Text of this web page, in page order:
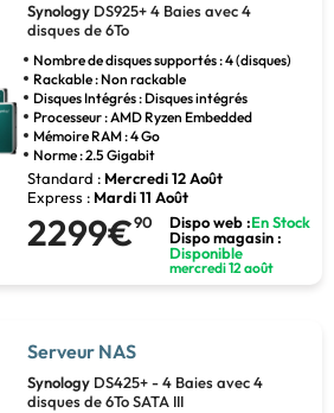
Synology DS925+ 4 Baies avec 4
disques de 6To
Nombre de disques supportés : 4 (disques)
Rackable : Non rackable
Disques Intégrés : Disques intégrés
Processeur : AMD Ryzen Embedded
Mémoire RAM : 4 Go
Norme : 2.5 Gigabit
Standard : Mercredi 12 Août
Express : Mardi 11 Août
2299€90 Dispo web :En Stock
Dispo magasin :
Disponible
mercredi 12 août
Serveur NAS
Synology DS425+ - 4 Baies avec 4
disques de 6To SATA III